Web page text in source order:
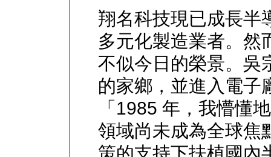
翔名科技現已成長半
多元化製造業者。然
不似今日的榮景。吳
的家鄉，並進入電子
「1985 年，我懵懂
領域尚未成為全球焦